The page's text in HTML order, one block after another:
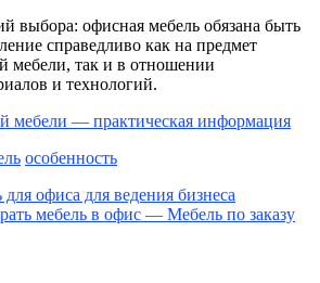
выбора: офисная мебель обязана быть
справедливо как на предмет
мебели, так и в отношении
и технологий.
мебели — практическая информация
особенность
офиса для ведения бизнеса
мебель в офис — Мебель по заказу